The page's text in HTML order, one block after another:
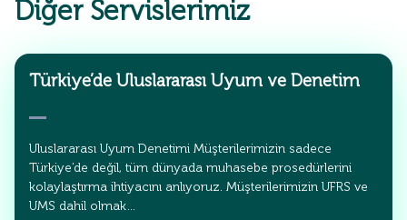
Diğer Servislerimiz
Türkiye’de Uluslararası Uyum ve Denetim
Uluslararası Uyum Denetimi Müşterilerimizin sadece
Türkiye’de değil, tüm dünyada muhasebe prosedürlerini
kolaylaştırma ihtiyacını anlıyoruz. Müşterilerimizin UFRS ve
UMS dahil olmak…